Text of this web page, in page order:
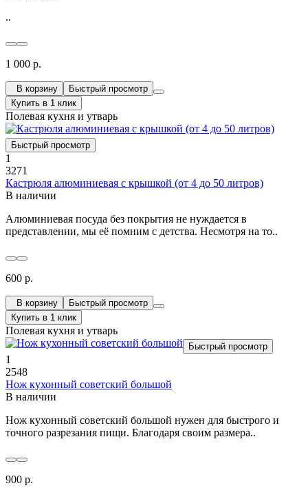
..
1 000 р.
В корзину
Быстрый просмотр
Купить в 1 клик
Полевая кухня и утварь
Быстрый просмотр
1
3271
Кастрюля алюминиевая с крышкой (от 4 до 50 литров)
В наличии
Алюминиевая посуда без покрытия не нуждается в
представлении, мы её помним с детства. Несмотря на то..
600 р.
В корзину
Быстрый просмотр
Купить в 1 клик
Полевая кухня и утварь
Быстрый просмотр
1
2548
Нож кухонный советский большой
В наличии
Нож кухонный советский большой нужен для быстрого и
точного разрезания пищи. Благодаря своим размера..
900 р.